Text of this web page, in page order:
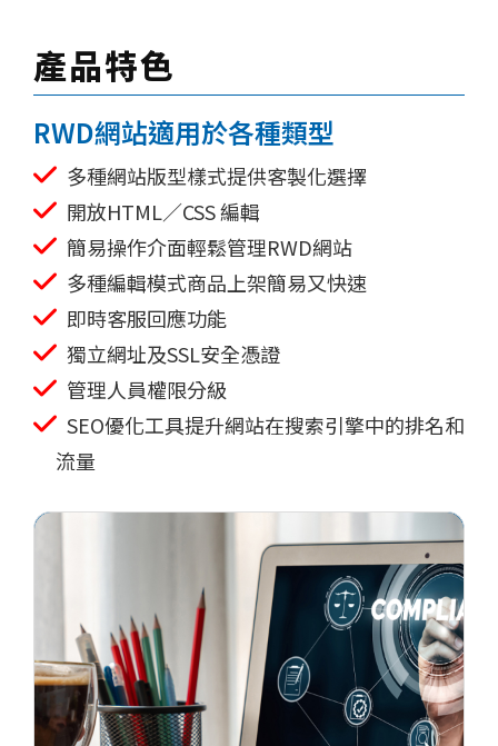
產品特色
RWD網站適用於各種類型
多種網站版型樣式提供客製化選擇
開放HTML／CSS 編輯
簡易操作介面輕鬆管理RWD網站
多種編輯模式商品上架簡易又快速
即時客服回應功能
獨立網址及SSL安全憑證
管理人員權限分級
SEO優化工具提升網站在搜索引擎中的排名和
流量